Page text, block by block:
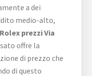
a dei
medio-alto,
prezzi Via
offre la
di prezzo che
di questo